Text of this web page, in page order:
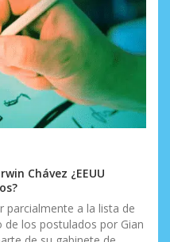
Chávez ¿EEUU
parcialmente a la lista de
los postulados por Gian